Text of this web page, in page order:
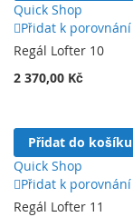
Quick Shop
Přidat k porovnání
Regál Lofter 10
2 370,00 Kč
Přidat do košíku
Quick Shop
Přidat k porovnání
Regál Lofter 11